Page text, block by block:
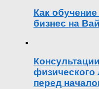
Как
бизнес на
физического
перед